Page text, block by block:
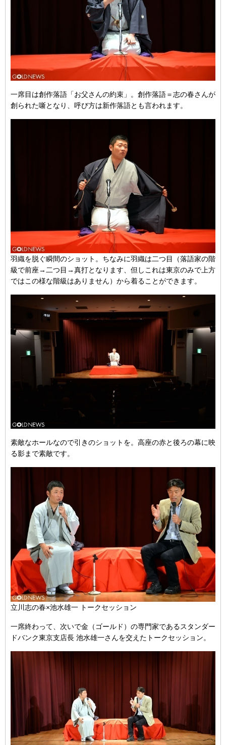
一席目は創作落語「お父さんの約束」。創作落語＝志の春さんが
創られた噺となり、呼び方は新作落語とも言われます。
羽織を脱ぐ瞬間のショット。ちなみに羽織は二つ目（落語家の階
級で前座→二つ目→真打となります、但しこれは東京のみで上方
ではこの様な階級はありません）から着ることができます。
素敵なホールなので引きのショットを。高座の赤と後ろの幕に映
る影まで素敵です。
立川志の春×池水雄一 トークセッション
一席終わって、次いで金（ゴールド）の専門家であるスタンダー
ドバンク東京支店長 池水雄一さんを交えたトークセッション。